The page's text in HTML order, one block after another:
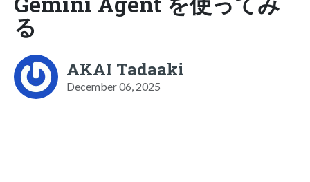
る
AKAI Tadaaki
December 06, 2025